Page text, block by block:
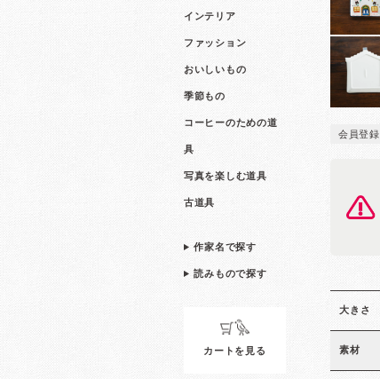
インテリア
ファッション
おいしいもの
季節もの
コーヒーのための道
具
写真を楽しむ道具
古道具
作家名で探す
読みもので探す
カートを見る
会員登録
大きさ
素材